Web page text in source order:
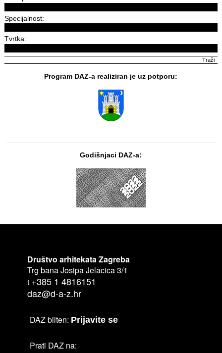
Specijalnost:
Tvrtka:
Program DAZ-a realiziran je uz potporu:
Godišnjaci DAZ-a:
Društvo arhitekata Zagreba
Trg bana Josipa Jelacica 3/1
t +385 1 4816151
daz@d-a-z.hr
DAZ bilten: Prijavite se
Prati DAZ na: